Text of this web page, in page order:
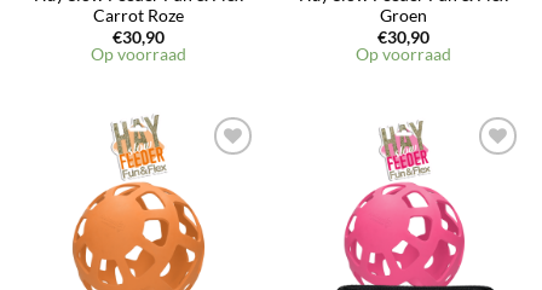
Carrot Roze
€30,90
Op voorraad
Groen
€30,90
Op voorraad